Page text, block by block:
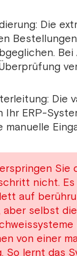
Die
Die
Ihr ERP-
manuelle
Sie
nicht.
auf
aber selbst
von einer
So lernt das